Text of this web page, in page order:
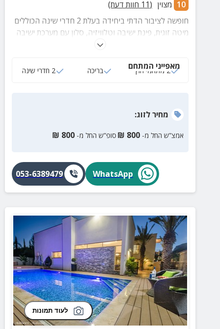
10 מצוין (
11 חוות דעת)
חופשה לציבור הדתי ביחידה בעלת 2 חדרי שינה הכוללים
מיטה זוגית, פינת ישיבה וטלוויזיה, סלון עם מערכת ישיבה
וטלוויזיה, 2 מתחמי חוץ, בריכה בעונה, מטבח מאובזר עם
מאפייני המתחם
2 מתחמי חוץ בריכה 2 חדרי שינה
מחירלזוג:
אמצ”ש החל מ- 800
₪ סופ”ש החל מ- 800
₪
WhatsApp
053-6389479
לעוד תמונות